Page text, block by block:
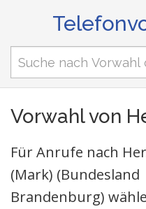
Vorwahl von
Für Anrufe nach
(Mark) (Bundesland
Brandenburg)